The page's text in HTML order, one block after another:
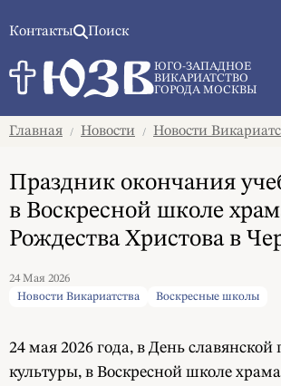
Контакты Поиск
ЮГО-ЗАПАДНОЕ
ВИКАРИАТСТВО
ГОРОДА МОСКВЫ
Главная / Новости / Новости
Праздник окончания
в Воскресной школе
Рождества Христова в
24 Мая 2026
Новости Викариатства
Воскресные школы
24 мая 2026 года, в День
культуры, в Воскресной школе